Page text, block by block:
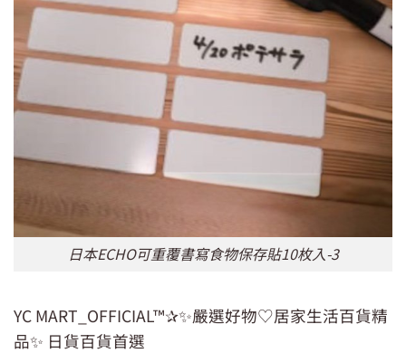
日本ECHO可重覆書寫食物保存貼10枚入-3
YC MART_OFFICIAL™✰✨嚴選好物♡居家生活百貨精
品✨ 日貨百貨首選